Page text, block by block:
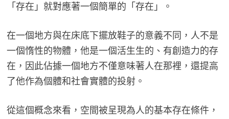
「存在」就對應著一個簡單的「存在」。
在一個地方與在床底下擺放鞋子的意義不同，人不是
一個惰性的物體，他是一個活生生的、有創造力的存
在，因此佔據一個地方不僅意味著人在那裡，還提高
了他作為個體和社會實體的投射。
從這個概念來看，空間被呈現為人的基本存在條件，